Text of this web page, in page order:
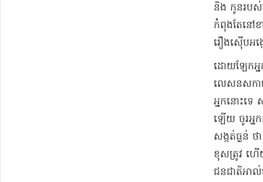
និង កូន​របស់
កំពុងតែ​នៅ​ខ
រឿង​ស៊ើបអ
ដោយឡែក​អ្
លេស​នស​ការ
អ្នក​នោះទេ
ឡើយ ចូរ​អ្នក​
សង្កត់ធ្ងន់
ខុសត្រូវ ហើ
ជនជាតិ​អា